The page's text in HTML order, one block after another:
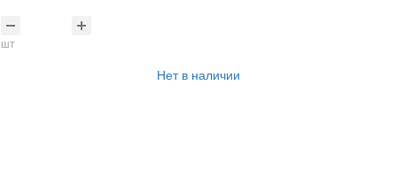
шт
Нет в наличии